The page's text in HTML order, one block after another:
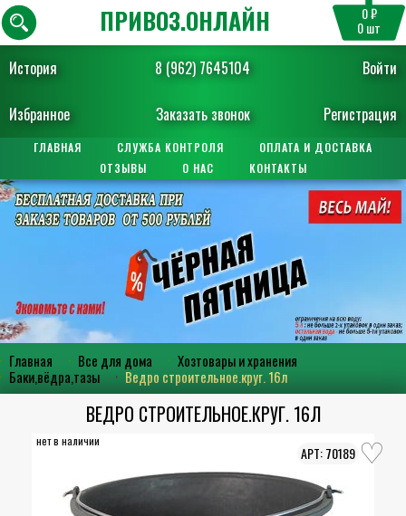
История 8 (962) 7645104 Войти
Избранное Заказать звонок Регистрация
ПРИВОЗ.ОНЛАЙН 0 ₽
0шт
ГЛАВНАЯ СЛУЖБА КОНТРОЛЯ
ОПЛАТА И ДОСТАВКА
ОТЗЫВЫ
О НАС КОНТАКТЫ
Главная Все для дома
Хозтовары и хранения
Баки,вёдра,тазы
Ведро строительное.круг. 16л
ВЕДРО СТРОИТЕЛЬНОЕ.КРУГ. 16Л
нет в наличии
70189